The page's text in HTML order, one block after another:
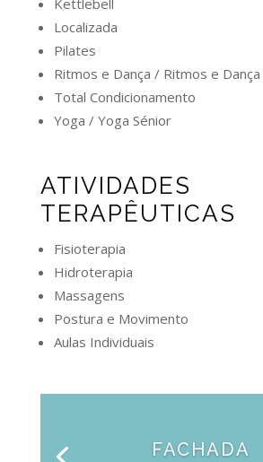
Kettlebell
Localizada
Pilates
Ritmos e Dança / Ritmos e
Total Condicionamento
Yoga / Yoga Sénior
ATIVIDADES
TERAPÊUTICAS
Fisioterapia
Hidroterapia
Massagens
Postura e Movimento
Aulas Individuais
FACHADA